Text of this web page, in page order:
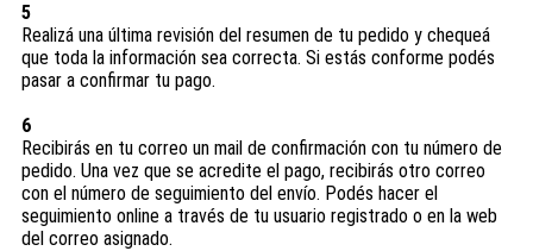
5
Realizá una última revisión del resumen de tu pedido y chequeá
que toda la información sea correcta. Si estás conforme podés
pasar a confirmar tu pago.
6
Recibirás en tu correo un mail de confirmación con tu número de
pedido. Una vez que se acredite el pago, recibirás otro correo
con el número de seguimiento del envío. Podés hacer el
seguimiento online a través de tu usuario registrado o en la web
del correo asignado.